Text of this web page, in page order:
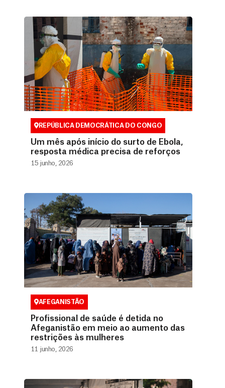
REPÚBLICA DEMOCRÁTICA DO CONGO
Um mês após início do surto de Ebola,
resposta médica precisa de reforços
15 junho, 2026
AFEGANISTÃO
Profissional de saúde é detida no
Afeganistão em meio ao aumento das
restrições às mulheres
11 junho, 2026